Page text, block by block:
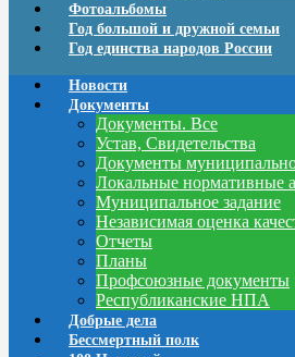
Фотоальбомы
Год большой и дружной семьи
Год единства народов России
Новости
Документы
Документы. Все
Устав, Свидетельства
Документы
Локальные нормативные
Муниципальное задание
Независимая оценка
Отчеты
Планы
Профсоюзные документы
Республиканские НПА
Добрые дела
Бессмертный полк